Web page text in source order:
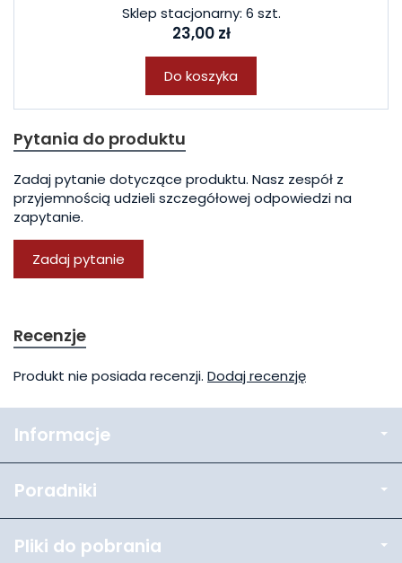
Sklep stacjonarny: 6 szt.
23,00 zł
Do koszyka
Pytania do produktu
Zadaj pytanie dotyczące produktu. Nasz zespół z
przyjemnością udzieli szczegółowej odpowiedzi na
zapytanie.
Zadaj pytanie
Recenzje
Produkt nie posiada recenzji. Dodaj recenzję
Informacje
Poradniki
Pliki do pobrania